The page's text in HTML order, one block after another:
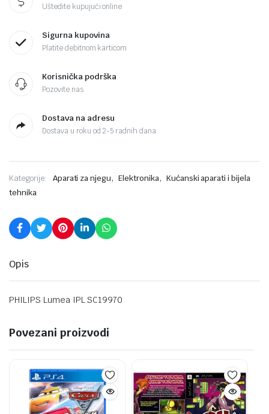
Uštedite kupujući online
Sigurna kupovina
Platite debitnom karticom
Korisnička podrška
Pozovite nas
Dostava na adresu
Dostava u roku od 2-5 radnih dana
Kategorije: Aparati za njegu, Elektronika, Kućanski aparati i bijela
tehnika
Opis
PHILIPS Lumea IPL SC19970
Povezani proizvodi